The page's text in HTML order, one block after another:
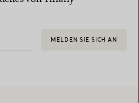
MELDEN SIE SICH AN